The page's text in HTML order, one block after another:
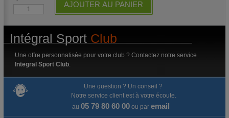
AJOUTER AU PANIER
Intégral Sport Club
Une offre personnalisée pour votre club ? Contactez notre service
Integral Sport Club
Une question ? Un conseil ?
Notre service client est à votre écoute.
au 05 79 80 60 00ou par email